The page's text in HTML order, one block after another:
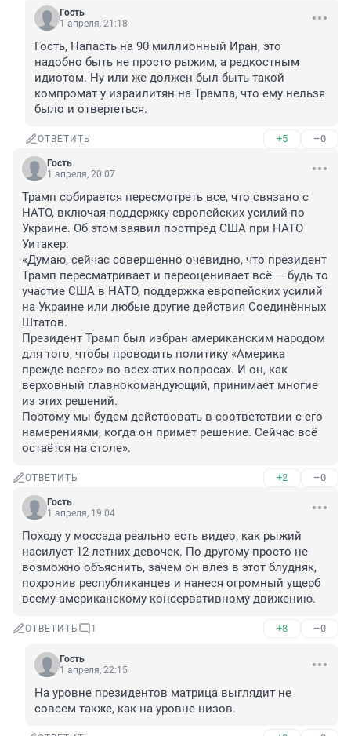
Гость
1 апреля, 21:18
Гость, Напасть на 90 миллионный Иран, это
надобно быть не просто рыжим, а редкостным
идиотом. Ну или же должен был быть такой
компромат у израилитян на Трампа, что ему нельзя
было и отвертеться.
ОТВЕТИТЬ +5 –0
Гость
1 апреля, 20:07
Трамп собирается пересмотреть все, что связано с
НАТО, включая поддержку европейских усилий по
Украине. Об этом заявил постпред США при НАТО
Уитакер:
«Думаю, сейчас совершенно очевидно, что президент
Трамп пересматривает и переоценивает всё — будь то
участие США в НАТО, поддержка европейских усилий
на Украине или любые другие действия Соединённых
Штатов.
Президент Трамп был избран американским народом
для того, чтобы проводить политику «Америка
прежде всего» во всех этих вопросах. И он, как
верховный главнокомандующий, принимает многие
из этих решений.
Поэтому мы будем действовать в соответствии с его
намерениями, когда он примет решение. Сейчас всё
остаётся на столе».
ОТВЕТИТЬ +2 –0
Гость
1 апреля, 19:04
Походу у моссада реально есть видео, как рыжий
насилует 12-летних девочек. По другому просто не
возможно объяснить, зачем он влез в этот блудняк,
похронив республиканцев и нанеся огромный ущерб
всему американскому консервативному движению.
ОТВЕТИТЬ 1 +8 –0
Гость
1 апреля, 22:15
На уровне президентов матрица выглядит не
совсем также, как на уровне низов.